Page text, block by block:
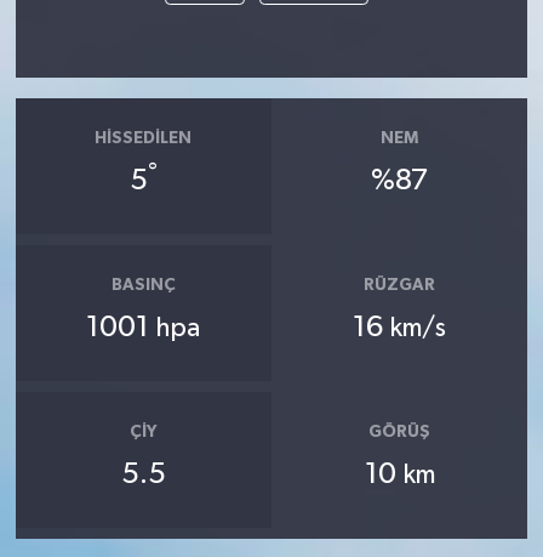
HISSEDILEN
5°
NEM
%87
BASINÇ
1001 hpa
RÜZGAR
16 km/s
ÇIY
5.5
GÖRÜŞ
10 km